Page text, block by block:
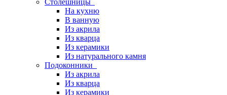
Столешницы
На кухню
В ванную
Из акрила
Из кварца
Из керамики
Из натурального камня
Подоконники
Из акрила
Из кварца
Из керамики